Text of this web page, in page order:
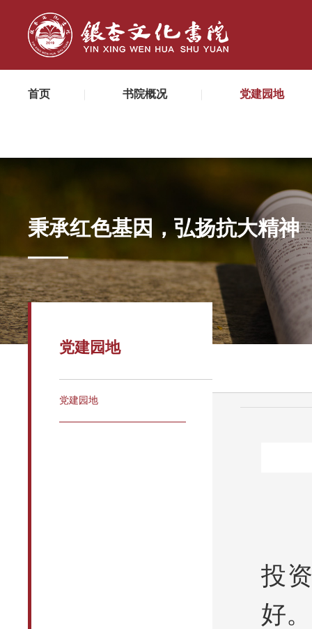
首页 书院概况 党建园地
秉承红色基因，弘扬抗大精神
党建园地
党建园地
投
好